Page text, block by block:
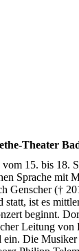
Theater
15. bis 18.
Sprache mit
Genscher (†
ist es
beginnt.
Leitung
Die